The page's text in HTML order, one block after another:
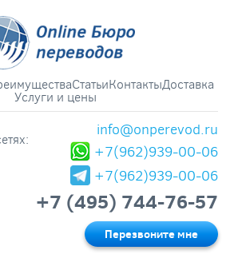
СтатьиКонтактыДоставка
Услуги и цены
info@onperevod.ru
+7(962)939-00-06
+7(962)939-00-06
+7 (495) 744-76-57
Перезвоните мне